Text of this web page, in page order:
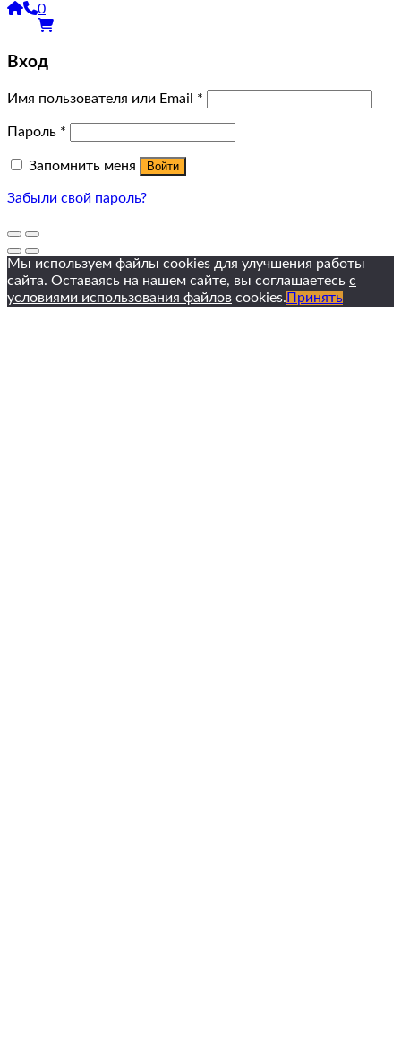
0
Вход
Имя пользователя или Email *
Пароль *
Запомнить меня Войти
Забыли свой пароль?
Мы используем файлы cookies для улучшения работы
сайта. Оставаясь на нашем сайте, вы соглашаетесь с
условиями использования файлов cookies. Принять